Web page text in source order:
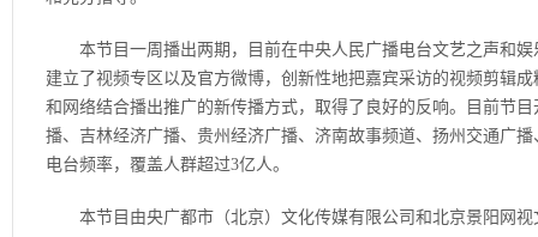
本节目一周播出两期，目前在中央人民广播电台文艺之声和娱
建立了视频专区以及官方微博，创新性地把嘉宾采访的视频剪辑
和网络结合播出推广的新传播方式，取得了良好的反响。目前节
播、吉林经济广播、贵州经济广播、济南故事频道、扬州交通广
电台频率，覆盖人群超过3亿人。
本节目由央广都市（北京）文化传媒有限公司和北京景阳网视